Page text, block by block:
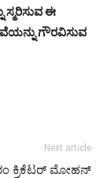
ಈ
ಗೌರವಿಸುವ
Next article
ಕ್ರಿಕೆಟರ್ ಮೋಹನ್